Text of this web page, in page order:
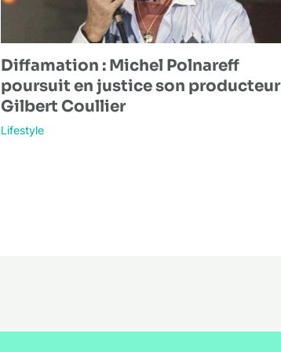
Diffamation : Michel Polnareff
poursuit en justice son producteur
Gilbert Coullier
Lifestyle